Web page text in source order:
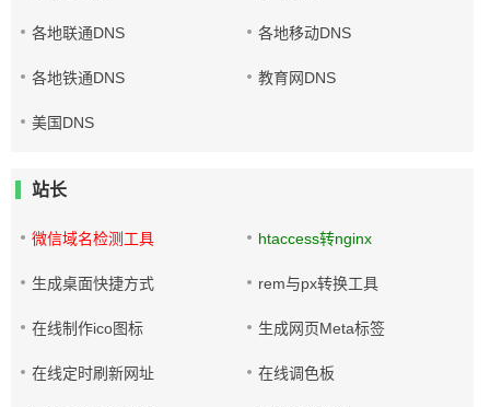
各地联通DNS 各地移动DNS
各地铁通DNS 教育网DNS
美国DNS
站长
微信域名检测工具 htaccess转nginx
生成桌面快捷方式 rem与px转换工具
在线制作ico图标 生成网页Meta标签
在线定时刷新网址 在线调色板